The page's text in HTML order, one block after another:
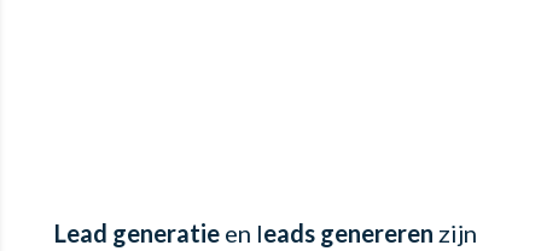
Lead generatieen leads genereren zijn